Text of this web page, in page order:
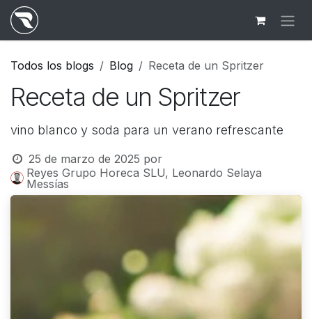
Ir al contenido
Todos los blogs Blog Receta de un Spritzer
Receta de un Spritzer
vino blanco y soda para un verano refrescante
25 de marzo de 2025 por
Reyes Grupo Horeca SLU, Leonardo Selaya
Messías